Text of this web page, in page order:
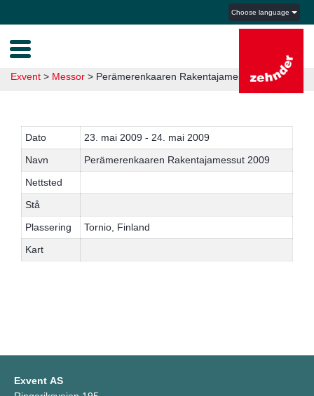
Choose language
Exvent > Messor > Perämerenkaaren Rakentajamessut 2009
Dato
23. mai 2009 - 24. mai 2009
Navn
Perämerenkaaren Rakentajamessut 2009
Nettsted
Stå
Plassering
Tornio, Finland
Kart
Exvent AS